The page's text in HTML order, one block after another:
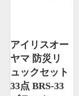
アイリスオー
ヤマ 防災リ
ュックセット
33点 BRS-33